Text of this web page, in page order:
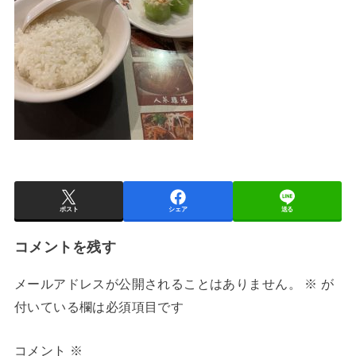
ポスト シェア 送る
コメントを残す
メールアドレスが公開されることはありません。 ※ が
付いている欄は必須項目です
コメント ※